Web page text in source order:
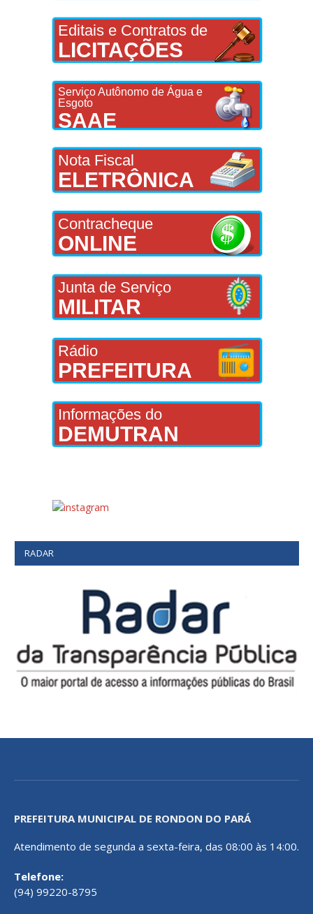
Editais e Contratos de
LICITAÇÕES
Serviço Autônomo de Água e
Esgoto
SAAE
Nota Fiscal
ELETRÔNICA
Contracheque
ONLINE
Junta de Serviço
MILITAR
Rádio
PREFEITURA
Informações do
DEMUTRAN
RADAR
PREFEITURA MUNICIPAL DE RONDON DO PARÁ
Atendimento de segunda a sexta-feira, das 08:00 às 14:00.
Telefone:
(94) 99220-8795